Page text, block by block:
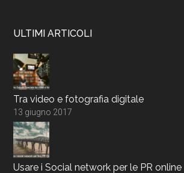
ULTIMI ARTICOLI
Tra video e fotografia digitale
13 giugno 2017
Usare i Social network per le PR online